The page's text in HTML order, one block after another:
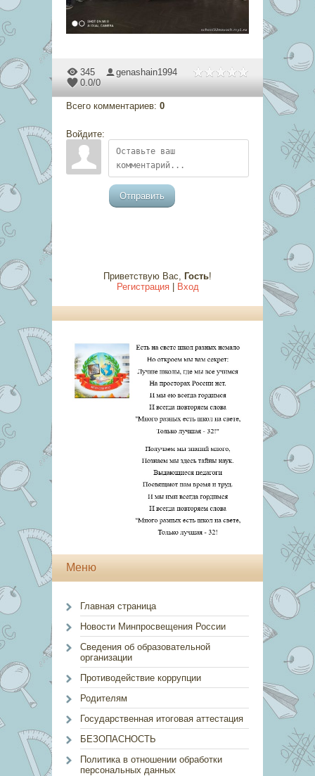
345
genashain1994
0.0/0
Всего комментариев: 0
Войдите:
Отправить
Приветствую Вас, Гость!
Регистрация| Вход
Меню
Главная страница
Новости Минпросвещения России
Сведения об образовательной
организации
Противодействие коррупции
Родителям
Государственная итоговая аттестация
БЕЗОПАСНОСТЬ
Политика в отношении обработки
персональных данных